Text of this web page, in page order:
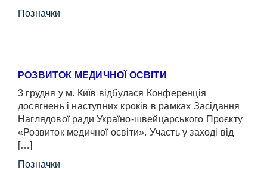
Позначки
РОЗВИТОК МЕДИЧНОЇ ОСВІТИ
3 грудня у м. Київ відбулася Конференція
досягнень і наступних кроків в рамках Засідання
Наглядової ради Україно-швейцарського Проєкту
«Розвиток медичної освіти». Участь у заході від
[…]
Позначки